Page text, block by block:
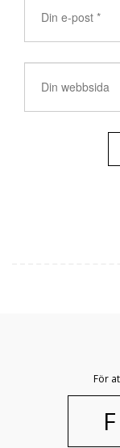
För